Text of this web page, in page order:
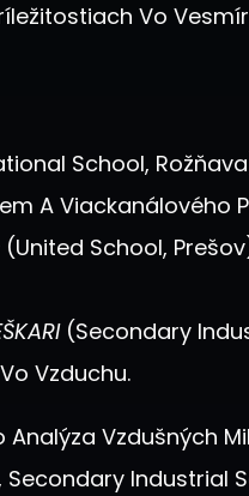
Vo
School,
A Viackanálového
(United School,
(Secondary
Vzduchu.
Analýza Vzdušných
Secondary Industrial